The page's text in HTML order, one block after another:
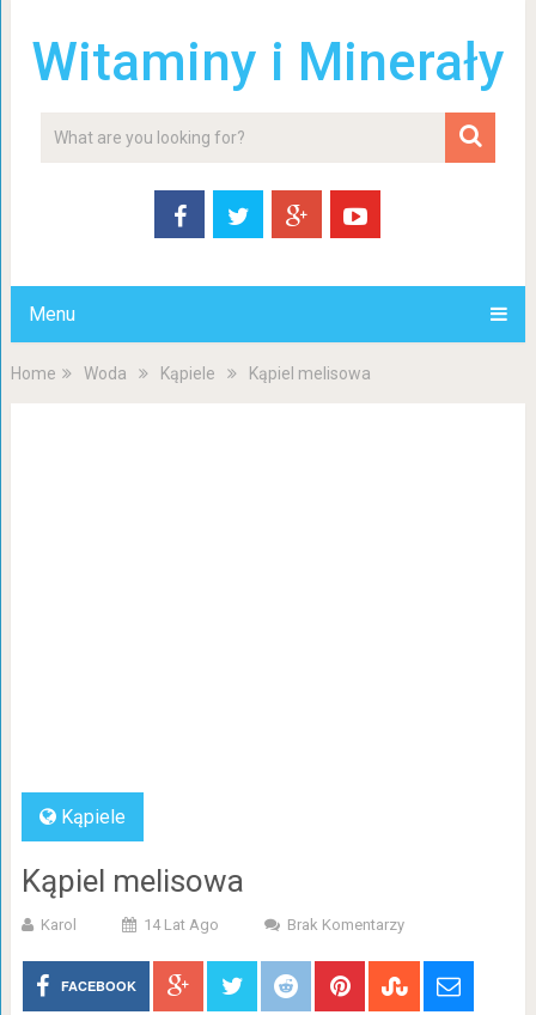
Witaminy i Minerały
Menu
Home Woda Kąpiele Kąpiel melisowa
Kąpiele
Kąpiel melisowa
Karol 14 Lat Ago Brak Komentarzy
FACEBOOK